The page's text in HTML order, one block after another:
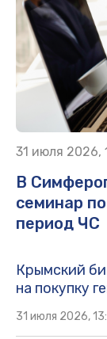
31 июля 2026,
В
семинар
период ЧС
Крымский
на покупку
31 июля 2026,